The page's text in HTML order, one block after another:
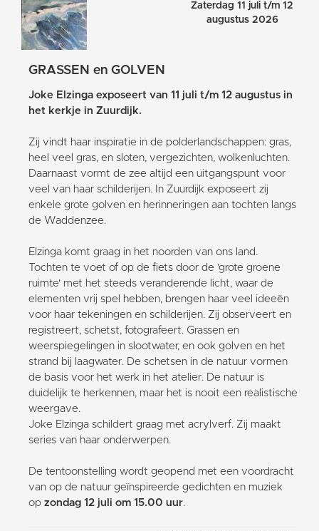
Zaterdag 11 juli t/m 12
augustus 2026
GRASSEN en GOLVEN
Joke Elzinga exposeert van 11 juli t/m 12 augustus in
het kerkje in Zuurdijk.
Zij vindt haar inspiratie in de polderlandschappen: gras,
heel veel gras, en sloten, vergezichten, wolkenluchten.
Daarnaast vormt de zee altijd een uitgangspunt voor
veel van haar schilderijen. In Zuurdijk exposeert zij
enkele grote golven en herinneringen aan tochten langs
de Waddenzee.
Elzinga komt graag in het noorden van ons land.
Tochten te voet of op de fiets door de 'grote groene
ruimte' met het steeds veranderende licht, waar de
elementen vrij spel hebben, brengen haar veel ideeën
voor haar tekeningen en schilderijen. Zij observeert en
registreert, schetst, fotografeert. Grassen en
weerspiegelingen in slootwater, en ook golven en het
strand bij laagwater. De schetsen in de natuur vormen
de basis voor het werk in het atelier. De natuur is
duidelijk te herkennen, maar het is nooit een realistische
weergave.
Joke Elzinga schildert graag met acrylverf. Zij maakt
series van haar onderwerpen.
De tentoonstelling wordt geopend met een voordracht
van op de natuur geïnspireerde gedichten en muziek
op zondag 12 juli om 15.00 uur.